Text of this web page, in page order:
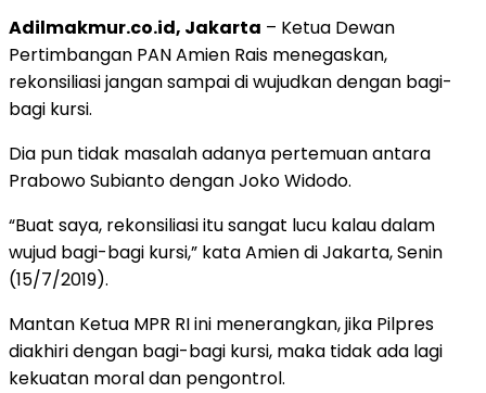
Adilmakmur.co.id, Jakarta – Ketua Dewan
Pertimbangan PAN Amien Rais menegaskan,
rekonsiliasi jangan sampai di wujudkan dengan bagi-
bagi kursi.
Dia pun tidak masalah adanya pertemuan antara
Prabowo Subianto dengan Joko Widodo.
“Buat saya, rekonsiliasi itu sangat lucu kalau dalam
wujud bagi-bagi kursi,” kata Amien di Jakarta, Senin
(15/7/2019).
Mantan Ketua MPR RI ini menerangkan, jika Pilpres
diakhiri dengan bagi-bagi kursi, maka tidak ada lagi
kekuatan moral dan pengontrol.